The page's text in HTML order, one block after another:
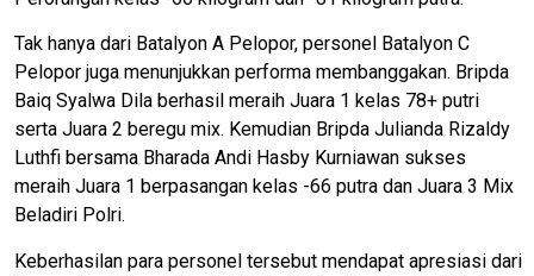
Tak hanya dari Batalyon A Pelopor, personel Batalyon C
Pelopor juga menunjukkan performa membanggakan. Bripda
Baiq Syalwa Dila berhasil meraih Juara 1 kelas 78+ putri
serta Juara 2 beregu mix. Kemudian Bripda Julianda Rizaldy
Luthfi bersama Bharada Andi Hasby Kurniawan sukses
meraih Juara 1 berpasangan kelas -66 putra dan Juara 3 Mix
Beladiri Polri.
Keberhasilan para personel tersebut mendapat apresiasi dari